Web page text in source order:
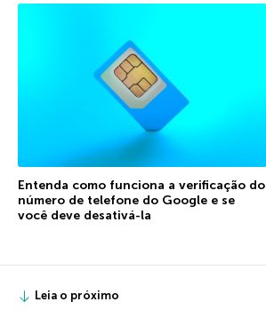
Entenda como funciona a verificação do
número de telefone do Google e se
você deve desativá-la
Leia o próximo